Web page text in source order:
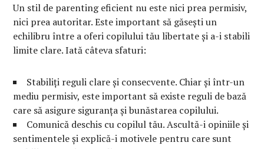
Un stil de parenting eficient nu este nici prea permisiv,
nici prea autoritar. Este important să găsești un
echilibru între a oferi copilului tău libertate și a-i stabili
limite clare. Iată câteva sfaturi:
Stabiliți reguli clare și consecvente. Chiar și într-un
mediu permisiv, este important să existe reguli de bază
care să asigure siguranța și bunăstarea copilului.
Comunică deschis cu copilul tău. Ascultă-i opiniile și
sentimentele și explică-i motivele pentru care sunt